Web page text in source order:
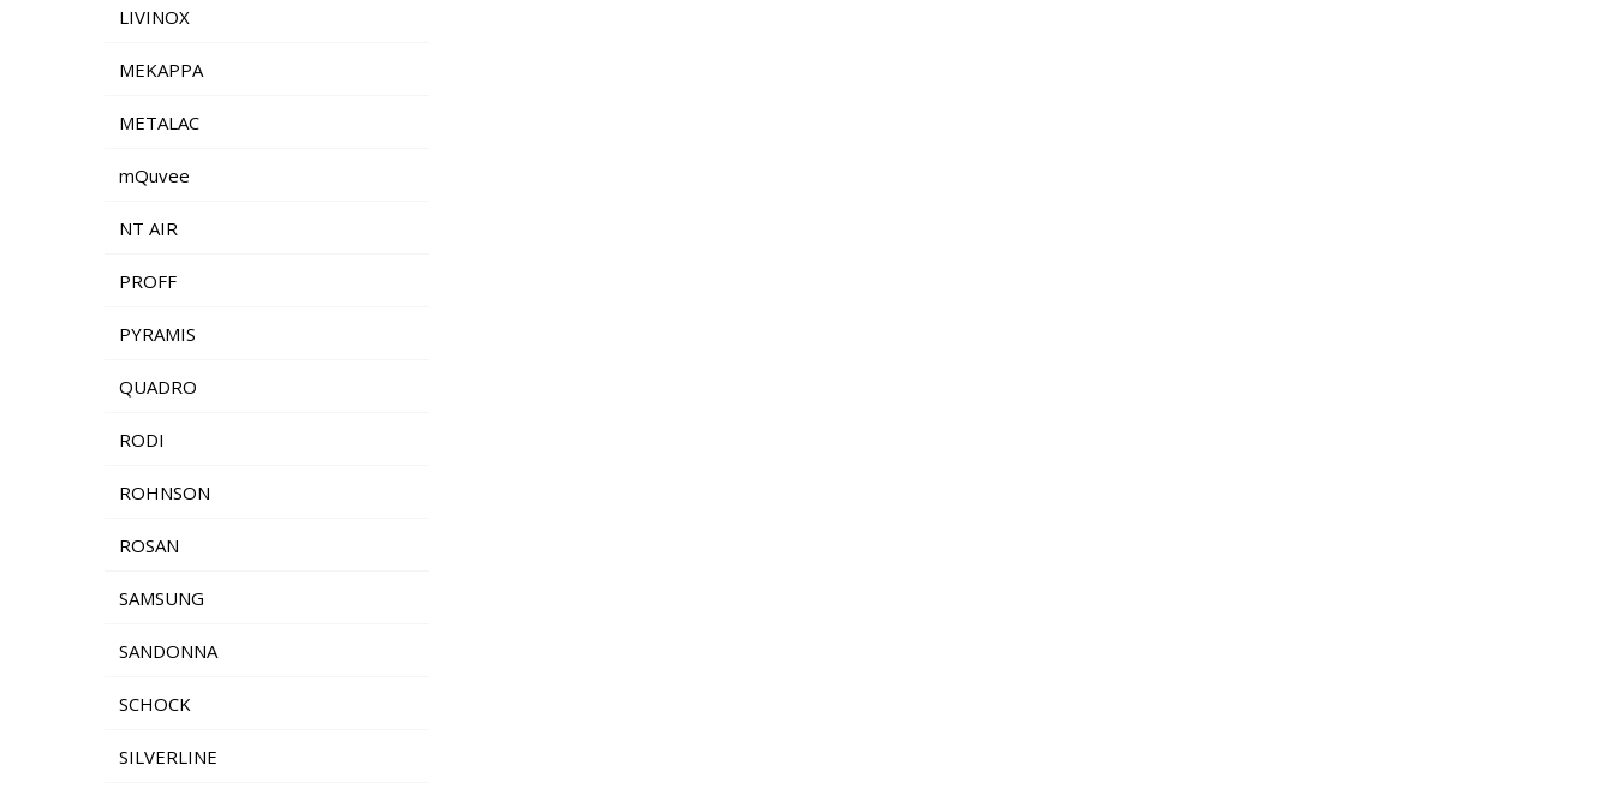
LIVINOX
MEKAPPA
METALAC
mQuvee
NT AIR
PROFF
PYRAMIS
QUADRO
RODI
ROHNSON
ROSAN
SAMSUNG
SANDONNA
SCHOCK
SILVERLINE